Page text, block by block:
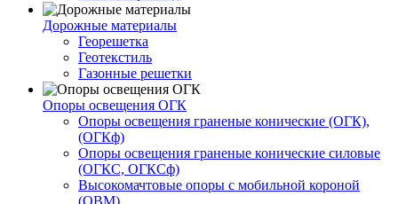
Дорожные материалы
Георешетка
Геотекстиль
Газонные решетки
Опоры освещения ОГК
Опоры освещения граненые конические (ОГК),
(ОГКф)
Опоры освещения граненые конические силовые
(ОГКС, ОГКСф)
Высокомачтовые опоры с мобильной короной
(ОВМ)